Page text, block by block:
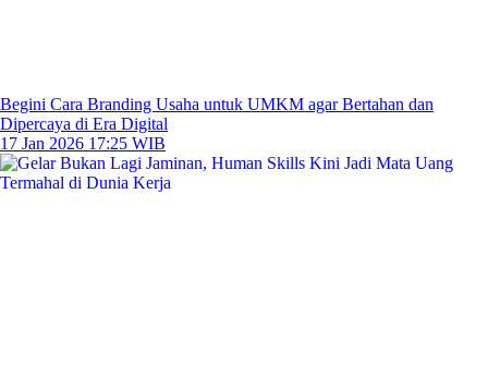
Begini Cara Branding Usaha untuk UMKM agar Bertahan dan
Dipercaya di Era Digital
17 Jan 2026 17:25 WIB